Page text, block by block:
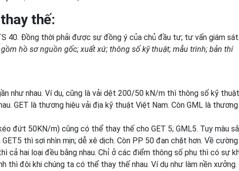
thế:
40. Đồng thời phải được sự đồng ý của chủ đầu tư; tư vấn giám sát
gồm hồ sơ nguồn gốc; xuất xứ; thông số kỹ thuật; mẫu trình; bản thí
như nhau. Ví dụ, cũng là vải dệt 200/50 kN/m thì thông số kỹ thuật
GET là thương hiệu vải địa kỹ thuật Việt Nam. Còn GML là thương
đứt 50KN/m) cũng có thể thay thế cho GET 5; GML5. Tuy màu
thì sợi nhìn mịn; dễ xê dịch. Còn PP 50 đan chặt hơn. Về cường
cả hai loại đều bằng nhau. Chỉ ở các điểm thông số phụ thì có sự
đôi khi chúng ta có thể thay thế nhau. Ví dụ như làm nền xưởng.